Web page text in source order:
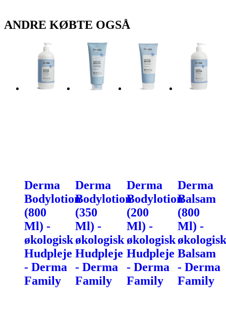
ANDRE KØBTE OGSÅ
Derma
Bodylotion
(800
Ml) -
økologisk
Hudpleje
- Derma
Family
Derma
Bodylotion
(350
Ml) -
økologisk
Hudpleje
- Derma
Family
Derma
Bodylotion
(200
Ml) -
økologisk
Hudpleje
- Derma
Family
Derma
Balsam
(800
Ml) -
økologisk
Balsam
- Derma
Family